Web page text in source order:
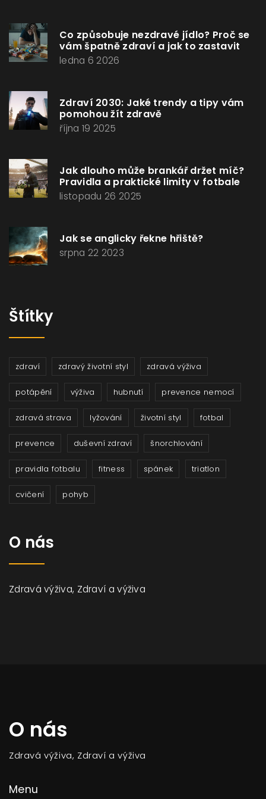
Co způsobuje nezdravé jídlo? Proč se
vám špatně zdraví a jak to zastavit
ledna 6 2026
Zdraví 2030: Jaké trendy a tipy vám
pomohou žít zdravě
října 19 2025
Jak dlouho může brankář držet míč?
Pravidla a praktické limity v fotbale
listopadu 26 2025
Jak se anglicky řekne hřiště?
srpna 22 2023
Štítky
zdraví zdravý životní styl zdravá výživa
potápění výživa hubnutí prevence nemocí
zdravá strava lyžování životní styl fotbal
prevence duševní zdraví šnorchlování
pravidla fotbalu fitness spánek triatlon
cvičení pohyb
O nás
Zdravá výživa, Zdraví a výživa
O nás
Zdravá výživa, Zdraví a výživa
Menu